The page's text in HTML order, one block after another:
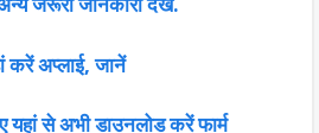
करें अप्लाई, जानें
से अभी डाउनलोड करें फार्म